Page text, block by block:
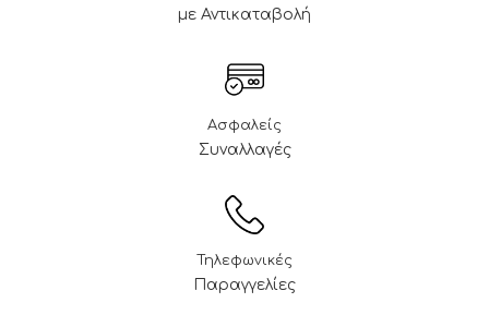
με Αντικαταβολή
Ασφαλείς
Συναλλαγές
Τηλεφωνικές
Παραγγελίες